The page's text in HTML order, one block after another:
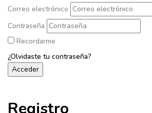
Correo electrónico
Contraseña
Recordarme
¿Olvidaste tu contraseña?
Registro